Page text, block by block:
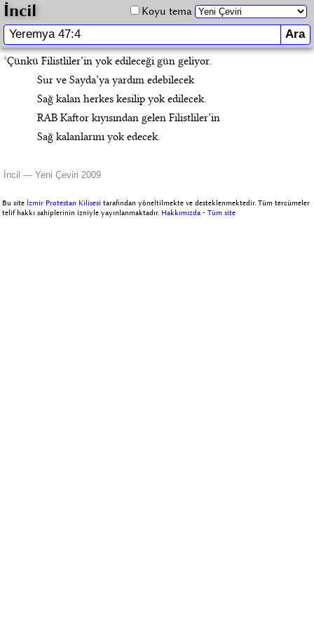
İncil Koyu tema
4Çünkü Filistliler’in yok edileceği gün geliyor.
Sur ve Sayda’ya yardım edebilecek
Sağ kalan herkes kesilip yok edilecek.
RAB Kaftor kıyısından gelen Filistliler’in
Sağ kalanlarını yok edecek.
İncil — Yeni Çeviri 2009
Bu site İzmir Protestan Kilisesi tarafından yöneltilmekte ve desteklenmektedir. Tüm tercümeler
telif hakkı sahiplerinin izniyle yayınlanmaktadır. Hakkımızda -Tüm site